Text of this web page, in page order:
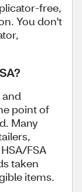
free,
You don't
and
point of
Many
FSA
taken
items.